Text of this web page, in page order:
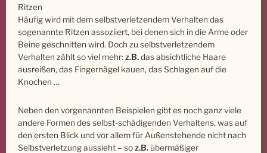
Ritzen
Häufig wird mit dem selbstverletzendem Verhalten das
sogenannte Ritzen assoziiert, bei denen sich in die Arme oder
Beine geschnitten wird. Doch zu selbstverletzendem
Verhalten zählt so viel mehr: z.B.das absichtliche Haare
ausreißen, das Fingernägel kauen, das Schlagen auf die
Knochen …
Neben den vorgenannten Beispielen gibt es noch ganz viele
andere Formen des selbst-schädigenden Verhaltens, was auf
den ersten Blick und vor allem für Außenstehende nicht nach
Selbstverletzung aussieht – soz.B. übermäßiger